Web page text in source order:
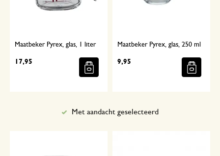
Maatbeker Pyrex, glas, 1 liter
17,95
Maatbeker Pyrex, glas, 250 ml
9,95
Met aandacht geselecteerd